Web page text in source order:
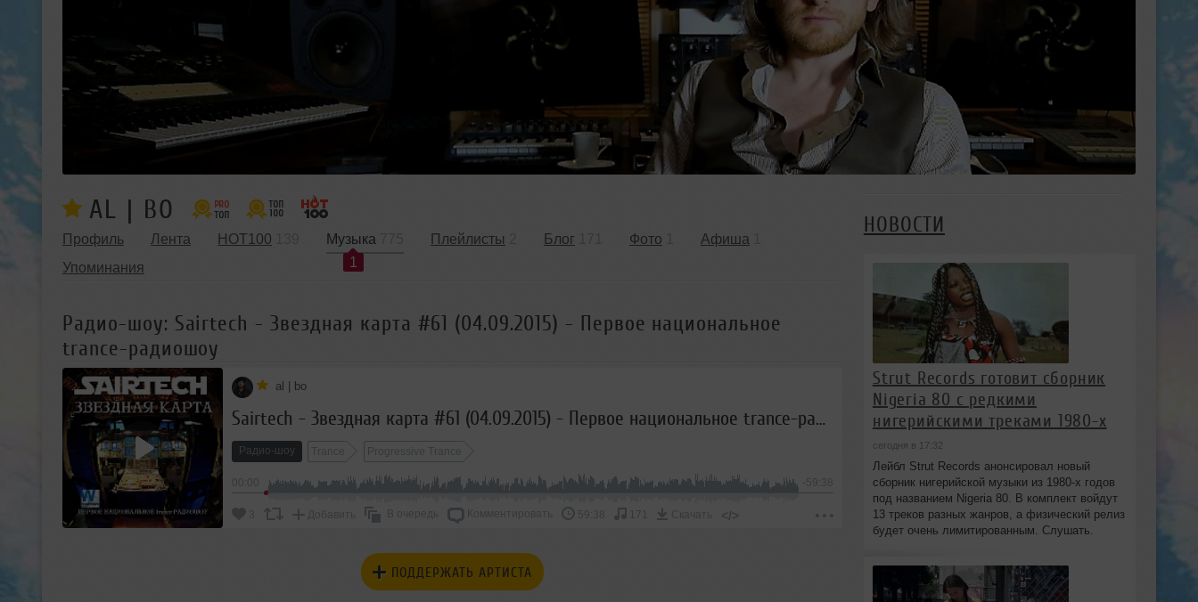
AL | BO
Профиль Лента HOT100
Музыка
1
Плейлисты Блог Фото Афиша
Упоминания
Радио-шоу: Sairtech - Звездная карта #61 (04.09.2015) - Первое национальное
trance-радиошоу
al | bo
Sairtech - Звездная карта #61 (04.09.2015) - Первое национальное trance-радиошоу
Радио-шоу Trance Progressive Trance
-59:38
3 Добавить В очередь Комментировать 59:38 171 Скачать </>
ПОДДЕРЖАТЬ АРТИСТА
НОВОСТИ
Strut Records готовит сборник
Nigeria 80 с редкими
нигерийскими треками 1980-х
сегодня в 17:32
Лейбл Strut Records анонсировал новый
сборник нигерийской музыки из 1980-х годов
под названием Nigeria 80. В комплект войдут
13 треков разных жанров, а физический релиз
будет очень лимитированным. Слушать.